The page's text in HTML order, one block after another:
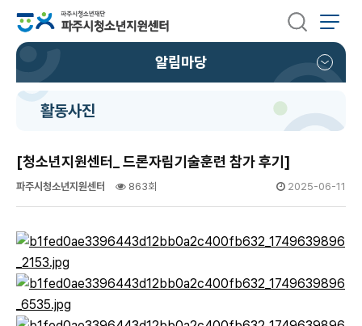
알림마당
활동사진
[청소년지원센터_ 드론자립기술훈련 참가 후기]
파주시청소년지원센터 863회 2025-06-11